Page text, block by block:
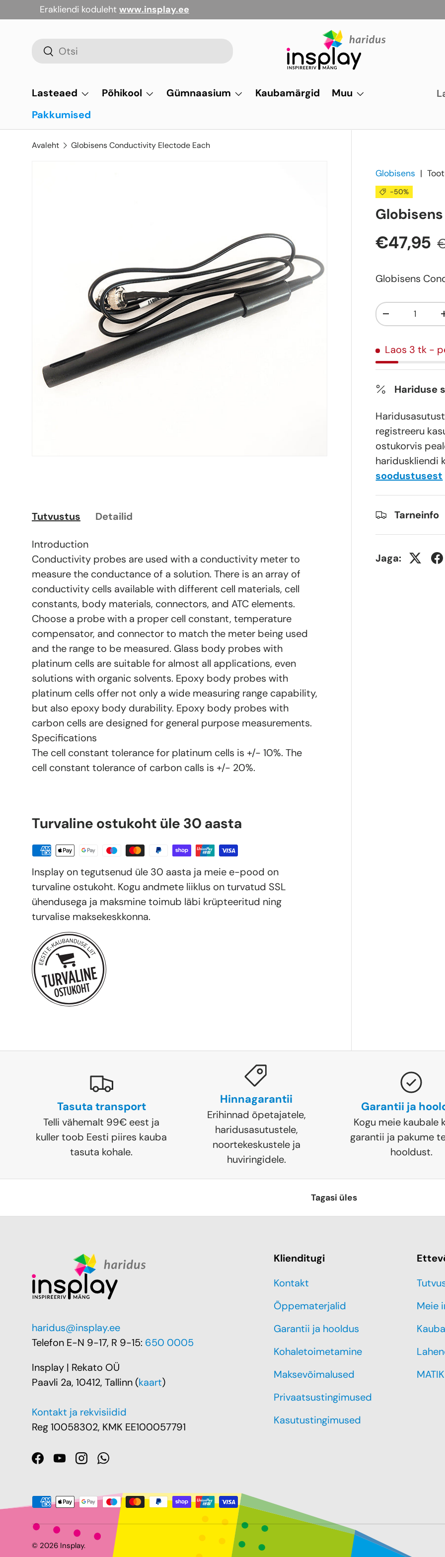
Jäta vahele
Erakliendi koduleht www.insplay.ee
Otsi
Otsi
Lasteaed Põhikool Gümnaasium Kaubamärgid
Muu
Pakkumised
Avaleht Globisens Conductivity Electode Each
Globisens |
-50%
€47,95
Globisens
Kogus
Laos 3 tk -
Hariduse
registreeru
ostukorvis
hariduskliendi
soodustusest
Tarneinfo
Jaga:
Tutvustus Detailid
Introduction
Conductivity probes are used with a conductivity meter to
measure the conductance of a solution. There is an array of
conductivity cells available with different cell materials, cell
constants, body materials, connectors, and ATC elements.
Choose a probe with a proper cell constant, temperature
compensator, and connector to match the meter being used
and the range to be measured. Glass body probes with
platinum cells are suitable for almost all applications, even
solutions with organic solvents. Epoxy body probes with
platinum cells offer not only a wide measuring range capability,
but also epoxy body durability. Epoxy body probes with
carbon cells are designed for general purpose measurements.
Specifications
The cell constant tolerance for platinum cells is +/- 10%. The
cell constant tolerance of carbon calls is +/- 20%.
Turvaline ostukoht üle 30 aasta
Insplay on tegutsenud üle 30 aasta ja meie e-pood on
turvaline ostukoht. Kogu andmete liiklus on turvatud SSL
ühendusega ja maksmine toimub läbi krüpteeritud ning
turvalise maksekeskkonna.
Tasuta transport
Telli vähemalt 99€ eest ja
kuller toob Eesti piires kauba
tasuta kohale.
Hinnagarantii
Erihinnad õpetajatele,
haridusasutustele,
noortekeskustele ja
huviringidele.
Garantii ja
Kogu meie kaubale
garantii ja pakume
hooldust.
Tagasi üles
haridus@insplay.ee
Telefon E-N 9-17, R 9-15: 650 0005
Insplay | Rekato OÜ
Paavli 2a, 10412, Tallinn (kaart)
Kontakt ja rekvisiidid
Reg 10058302, KMK EE100057791
Facebook
YouTubeInstagramWhatsApp
Klienditugi
Kontakt
Õppematerjalid
Garantii ja hooldus
Kohaletoimetamine
Maksevõimalused
Privaatsustingimused
Kasutustingimused
Meie
Makseviis sobib
© 2026 Insplay.